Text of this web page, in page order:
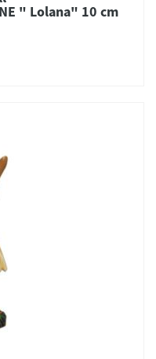
" Lolana" 10 cm